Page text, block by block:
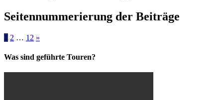
Seitennummerierung der Beiträge
1 2 … 12 »
Was sind geführte Touren?